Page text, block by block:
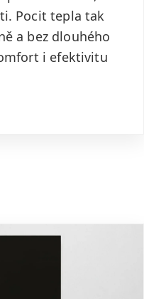
Pocit tepla tak
a bez dlouhého
i efektivitu